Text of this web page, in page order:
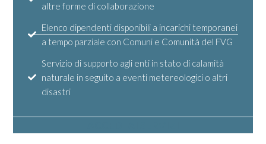
altre forme di collaborazione
Elenco dipendenti disponibili a incarichi temporanei
a tempo parziale con Comuni e Comunità del FVG
Servizio di supporto agli enti in stato di calamità
naturale in seguito a eventi metereologici o altri
disastri